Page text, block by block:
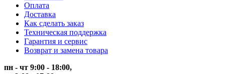
Оплата
Доставка
Как сделать заказ
Техническая поддержка
Гарантия и сервис
Возврат и замена товара
пн - чт 9:00 - 18:00,